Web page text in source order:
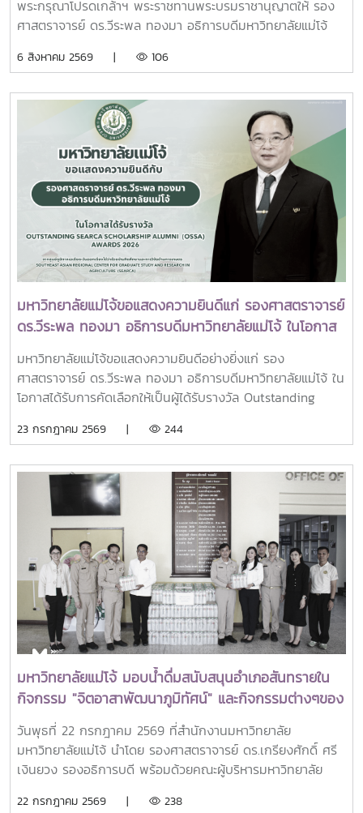
มหาวิทยาลัยเทคโนโลยีราชมงคล (ทปอ.มทร.) สมาคมสถาบัน
แลกเปลี่ยนประสบการณ์ด้าน Reinventing University ผ่าน
ผู้นำเครือข่ายอุดมศึกษา การนำเสนอกรณีศึกษาการประยุกต์ใช้
AI และนวัตกรรมจากภาคเอกชน รวมถึงกิจกรรม Forum-to-
Action เพื่อร่วมกำหนดข้อเสนอเชิงนโยบายและแผนปฏิบัติการใน
การขับเคลื่อนมหาวิทยาลัยไทยในอนาคตการเข้าร่วมประชุมในครั้ง
นี้มหาวิทยาลัยแม่โจ้ติดตามทิศทางการเปลี่ยนแปลงของการ
อุดมศึกษาไทย พร้อมแลกเปลี่ยนองค์ความรู้และสร้างความร่วม
มือกับเครือข่ายสถาบันอุดมศึกษาทั่วประเทศ เพื่อร่วมกันพัฒนา
มหาวิทยาลัยไทยให้ก้าวทันการเปลี่ยนแปลงของโลกยุคดิจิทัล และ
ยกระดับศักยภาพด้านการศึกษา วิจัย และนวัตกรรมอย่างยั่งยืน
ภา นเรนทิราเทพยวดี กรมหลวงราชสาริณีสิริพัชร มหา
พระกรุณาโปรดเกล้าฯ พระราชทานพระบรมราชานุญาตให้ รอง
ศาสตราจารย์ ดร.วีระพล ทองมา อธิการบดีมหาวิทยาลัยแม่โจ้
บุคลากร รวมจำนวน 25 คน เป็นเจ้าภาพพระพิธีธรรมสวดพระ
พระบรมราชชนนีพันปีหลวง ณ พระที่นั่งดุสิตมหาปราสาท
พระบรมมหาราชวัง และเข้ากราบถวายบังคมพระศพสมเด็จ
พระเจ้าลูกเธอ เจ้าฟ้าพัชรกิติยาภา นเรนทิราเทพยวดี กรมหลวง
ราชสาริณีสิริพัชร มหาวัชรราชธิดา ณ พระที่นั่งพิมานรัตยา
พระบรมมหาราชวังการเข้าร่วมพิธีในครั้งนี้ นับเป็นพระ
มหากรุณาธิคุณล้นเกล้าล้นกระหม่อมแก่คณะผู้บริหาร
มหาวิทยาลัย สมาคมศิษย์เก่า และบุคลากร มหาวิทยาลัยแม่โจ้ที่ได้
ร่วมแสดงความจงรักภักดี ถวายความอาลัยและน้อมรำลึกในพระ
มหากรุณาธิคุณอย่างหาที่สุดมิได้
6 สิงหาคม 2569 | 106
มหาวิทยาลัยแม่โจ้ขอแสดงความยินดีแก่ รองศาสตราจารย์
ดร.วีระพล ทองมา อธิการบดีมหาวิทยาลัยแม่โจ้ ในโอกาส
ได้รับรางวัล Outstanding SEARCA Scholarship
Alumni (OSSA) Awards 2026
มหาวิทยาลัยแม่โจ้ขอแสดงความยินดีอย่างยิ่งแก่ รอง
ศาสตราจารย์ ดร.วีระพล ทองมา อธิการบดีมหาวิทยาลัยแม่โจ้ ใน
โอกาสได้รับการคัดเลือกให้เป็นผู้ได้รับรางวัล Outstanding
ศูนย์ภูมิภาคเอเชียตะวันออกเฉียงใต้ว่าด้วยบัณฑิตศึกษาและการ
for Graduate Study and Research in Agriculture
(SEARCA) นับเป็นรางวัลเกียรติยศระดับภูมิภาคที่มอบแก่ศิษย์
เก่าทุน SEARCA ผู้มีความสำเร็จโดดเด่นทางวิชาชีพ มีภาวะผู้นำ
และสร้างคุณูปการสำคัญต่อการพัฒนาการเกษตร ชนบท ชุมชน
และสังคมอย่างยั่งยืนรางวัล Outstanding SEARCA
Scholarship Alumni (OSSA) จัดตั้งขึ้นเพื่อเชิดชูเกียรติศิษย์
เก่าผู้ได้รับทุนการศึกษาระดับบัณฑิตศึกษาจาก SEARCA ซึ่งได้
นำองค์ความรู้ ประสบการณ์ และศักยภาพที่ได้รับจากการศึกษา
ไปสร้างคุณประโยชน์ต่อองค์กร ชุมชน ประเทศ และภูมิภาคเอเชีย
ตะวันออกเฉียงใต้ ตลอดจนเป็นแบบอย่างที่สะท้อนค่านิยมและ
ปรัชญาของ SEARCA ผ่านความสำเร็จในวิชาชีพ การบริการ
สาธารณะ และการอุทิศตนเพื่อส่วนรวมในปี 2026 การพิจารณา
รางวัลครอบคลุมผลงานสำคัญ 4 ด้าน ได้แก่ การสอน
(Teaching) การวิจัย (Research) การบริการสาธารณะและการ
พัฒนาชุมชน (Public Service and Community
Development) และธุรกิจการเกษตรและการเป็นผู้ประกอบการ
กับผลงานที่สามารถสร้างผลกระทบอย่างเป็นรูปธรรมต่อการ
23 กรกฎาคม 2569 | 244
มหาวิทยาลัยแม่โจ้ มอบน้ำดื่มสนับสนุนอำเภอสันทรายใน
กิจกรรม "จิตอาสาพัฒนาภูมิทัศน์" และกิจกรรมต่างๆของ
อำเภอสันทราย
วันพุธที่ 22 กรกฎาคม 2569 ที่สำนักงานมหาวิทยาลัย
มหาวิทยาลัยแม่โจ้ นำโดย รองศาสตราจารย์ ดร.เกรียงศักดิ์ ศรี
เงินยวง รองอธิการบดี พร้อมด้วยคณะผู้บริหารมหาวิทยาลัย
จำนวน 100 แพ็ค เพื่อใช้ในกิจกรรม “จิตอาสาพัฒนาภูมิทัศน์
22 กรกฎาคม 2569 | 238